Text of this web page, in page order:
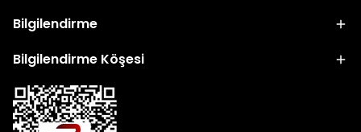
Bilgilendirme
Bilgilendirme Köşesi